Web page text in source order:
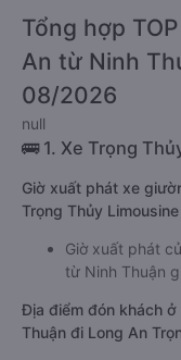
Tổng hợp
An từ Ninh
08/2026
null
🚌 1. Xe Trọng
Giờ xuất phát xe
Trọng Thủy Limousine
Giờ xuất phát
từ Ninh Thuận
Địa điểm đón khách ở
Thuận đi Long An